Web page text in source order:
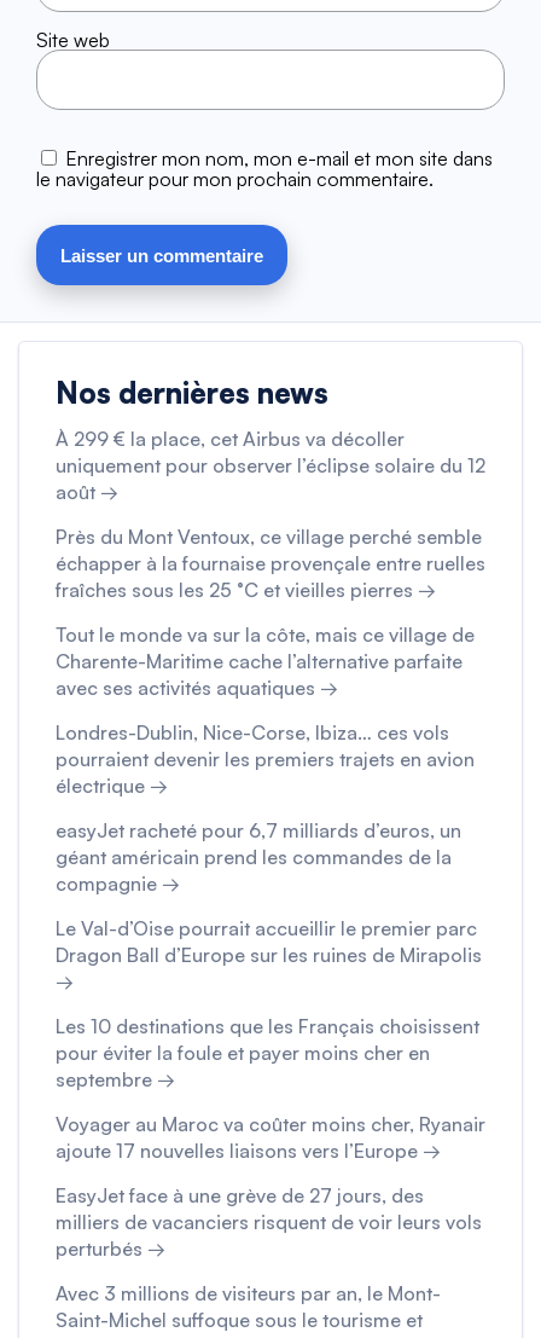
Site web
Enregistrer mon nom, mon e-mail et mon site dans
le navigateur pour mon prochain commentaire.
Nos dernières news
À 299 € la place, cet Airbus va décoller
uniquement pour observer l’éclipse solaire du 12
août →
Près du Mont Ventoux, ce village perché semble
échapper à la fournaise provençale entre ruelles
fraîches sous les 25 °C et vieilles pierres →
Tout le monde va sur la côte, mais ce village de
Charente-Maritime cache l’alternative parfaite
avec ses activités aquatiques →
Londres-Dublin, Nice-Corse, Ibiza… ces vols
pourraient devenir les premiers trajets en avion
électrique →
easyJet racheté pour 6,7 milliards d’euros, un
géant américain prend les commandes de la
compagnie →
Le Val-d’Oise pourrait accueillir le premier parc
Dragon Ball d’Europe sur les ruines de Mirapolis
→
Les 10 destinations que les Français choisissent
pour éviter la foule et payer moins cher en
septembre →
Voyager au Maroc va coûter moins cher, Ryanair
ajoute 17 nouvelles liaisons vers l’Europe →
EasyJet face à une grève de 27 jours, des
milliers de vacanciers risquent de voir leurs vols
perturbés →
Avec 3 millions de visiteurs par an, le Mont-
Saint-Michel suffoque sous le tourisme et